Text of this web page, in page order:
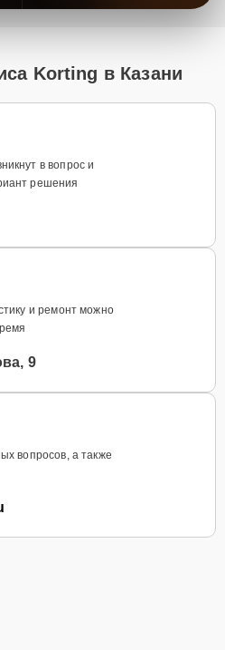
Korting в Казани
в вопрос и
решения
и ремонт можно
9
вопросов, а также